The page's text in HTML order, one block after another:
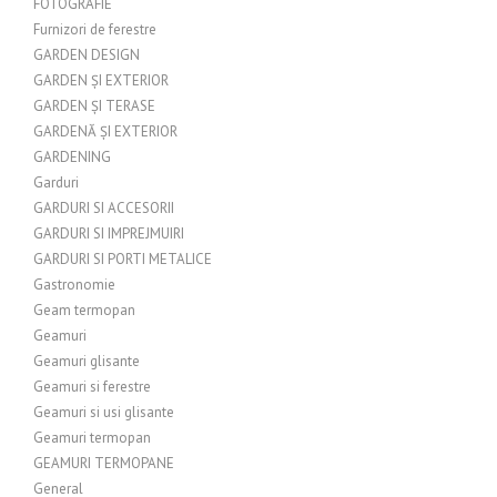
FOTOGRAFIE
Furnizori de ferestre
GARDEN DESIGN
GARDEN ȘI EXTERIOR
GARDEN ȘI TERASE
GARDENĂ ȘI EXTERIOR
GARDENING
Garduri
GARDURI SI ACCESORII
GARDURI SI IMPREJMUIRI
GARDURI SI PORTI METALICE
Gastronomie
Geam termopan
Geamuri
Geamuri glisante
Geamuri si ferestre
Geamuri si usi glisante
Geamuri termopan
GEAMURI TERMOPANE
General